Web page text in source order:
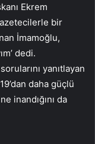
Ekrem
bir
İmamoğlu,
dedi.
yanıtlayan
daha güçlü
inandığını da